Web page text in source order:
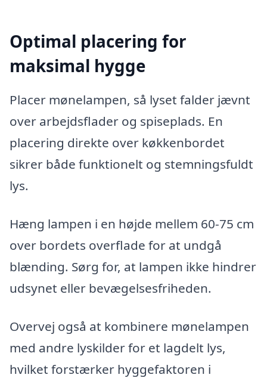
Optimal placering for
maksimal hygge
Placer mønelampen, så lyset falder jævnt
over arbejdsflader og spiseplads. En
placering direkte over køkkenbordet
sikrer både funktionelt og stemningsfuldt
lys.
Hæng lampen i en højde mellem 60-75 cm
over bordets overflade for at undgå
blænding. Sørg for, at lampen ikke hindrer
udsynet eller bevægelsesfriheden.
Overvej også at kombinere mønelampen
med andre lyskilder for et lagdelt lys,
hvilket forstærker hyggefaktoren i